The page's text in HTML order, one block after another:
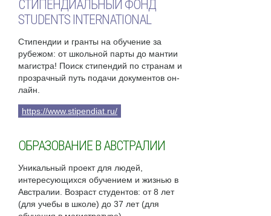
СТИПЕНДИАЛЬНЫЙ ФОНД
STUDENTS INTERNATIONAL
Стипендии и гранты на обучение за
рубежом: от школьной парты до мантии
магистра! Поиск стипендий по странам и
прозрачный путь подачи документов он-
лайн.
https://www.stipendiat.ru/
ОБРАЗОВАНИЕ В АВСТРАЛИИ
Уникальный проект для людей,
интересующихся обучением и жизнью в
Австралии. Возраст студентов: от 8 лет
(для учебы в школе) до 37 лет (для